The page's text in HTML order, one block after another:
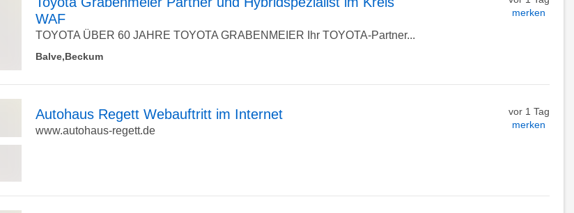
Detailseite
WAF
TOYOTA ÜBER 60 JAHRE TOYOTA GRABENMEIER Ihr TOYOTA-Partner...
Balve,Beckum
merken
zur
Autohaus Regett Webauftritt im Internet
www.autohaus-regett.de
vor 1 Tag
merken